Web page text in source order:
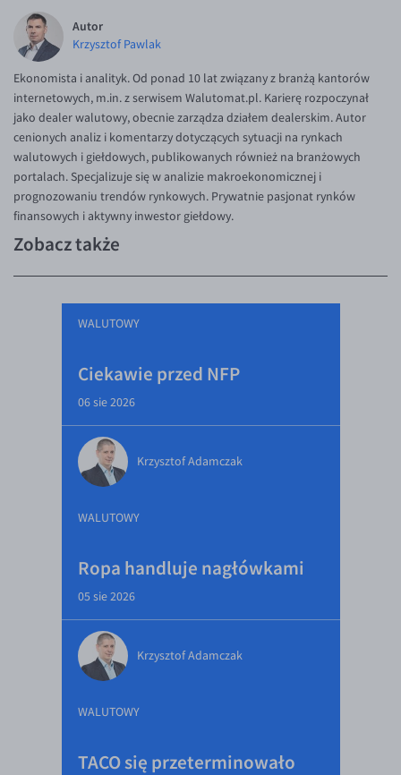
Autor
Krzysztof Pawlak
Ekonomista i analityk. Od ponad 10 lat związany z branżą kantorów
internetowych, m.in. z serwisem Walutomat.pl. Karierę rozpoczynał
jako dealer walutowy, obecnie zarządza działem dealerskim. Autor
cenionych analiz i komentarzy dotyczących sytuacji na rynkach
walutowych i giełdowych, publikowanych również na branżowych
portalach. Specjalizuje się w analizie makroekonomicznej i
prognozowaniu trendów rynkowych. Prywatnie pasjonat rynków
finansowych i aktywny inwestor giełdowy.
Zobacz także
WALUTOWY
Ciekawie przed NFP
06 sie 2026
Krzysztof Adamczak
WALUTOWY
Ropa handluje nagłówkami
05 sie 2026
Krzysztof Adamczak
WALUTOWY
TACO się przeterminowało